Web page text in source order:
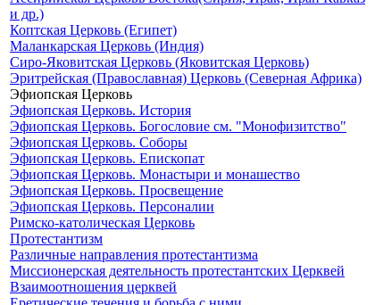
и др.)
Коптская Церковь (Египет)
Маланкарская Церковь (Индия)
Сиро-Яковитская Церковь (Яковитская Церковь)
Эритрейская (Православная) Церковь (Северная Африка)
Эфиопская Церковь
Эфиопская Церковь. История
Эфиопская Церковь. Богословие см. "Монофизитство"
Эфиопская Церковь. Соборы
Эфиопская Церковь. Епископат
Эфиопская Церковь. Монастыри и монашество
Эфиопская Церковь. Просвещение
Эфиопская Церковь. Персоналии
Римско-католическая Церковь
Протестантизм
Различные направления протестантизма
Миссионерская деятельность протестантских Церквей
Взаимоотношения церквей